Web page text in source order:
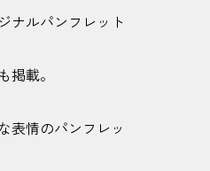
ナルパンフレット
載。
表情のパンフレッ